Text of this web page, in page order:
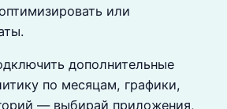
или
дополнительные
по месяцам, графики,
— выбирай приложения,